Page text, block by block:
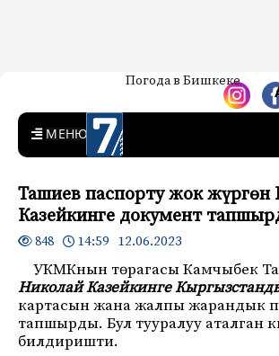
7-канал.
Кыргызстан
Жаңылыктар — Кыргызстан
Погода в Бишкеке
MENU
Ташиев паспорту жок жүргөн
Казейкинге документ
848 14:59 12.06.2023
УКМКнын төрагасы Камчыбек
Николай Казейкинге
картасын жана жалпы жарандык
тапшырды. Бул тууралуу аталган
билдиришти.